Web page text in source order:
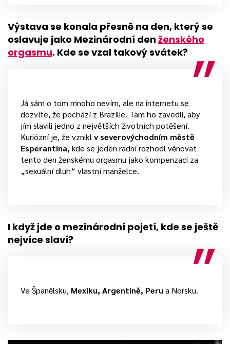
Výstava se konala přesně na den, který se
oslavuje jako Mezinárodní den ženského
orgasmu. Kde se vzal takový svátek?
Já sám o tom mnoho nevím, ale na internetu se
dozvíte, že pochází z Brazílie. Tam ho zavedli, aby
jím slavili jedno z největších životních potěšení.
Kuriózní je, že vznikl v severovýchodním městě
Esperantina, kde se jeden radní rozhodl věnovat
tento den ženskému orgasmu jako kompenzaci za
„sexuální dluh“ vlastní manželce.
I když jde o mezinárodní pojetí, kde se ještě
nejvíce slaví?
Ve Španělsku, Mexiku, Argentině, Peru a Norsku.